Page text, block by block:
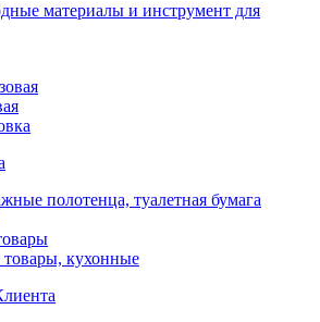
материалы и инструмент для
полотенца, туалетная бумага
товары, кухонные